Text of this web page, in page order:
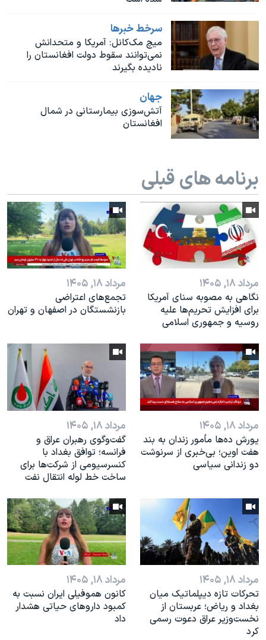
نرگس محمدی برنده جایزه نوبل صلح
همایش محافظه‌کاران آمریکا «سی‌پک»
صفحه‌های ویژه
سفر پرزیدنت ترامپ به چین
سرخط خبرها
ميچ مک‌كانل: آمریکا و متحدانش
نمی‌توانند سقوط دولت افغانستان را
نادیده بگیرند
جهان
آتش‌سوزی بیمارستانی در شمال
افغانستان
برنامه های قبلی
مرداد ۱۸, ۱۴۰۵
نگاهی به مصوبه سنای آمریکا
برای افزایش تحریم‌ها علیه
روسیه و جمهوری اسلامی
مرداد ۱۸, ۱۴۰۵
تجمع‌های اعتراضی
بازنشستگان در اصفهان و تهران
مرداد ۱۸, ۱۴۰۵
یورش ده‌ها مأمور زندان به بند
هفت اوین؛ بی‌خبری از سرنوشت
دو زندانی سیاسی
مرداد ۱۸, ۱۴۰۵
گفت‌وگوی رهبران عراق و
فرانسه؛ توافق بغداد با
کنسرسیومی از شرکت‌ها برای
ساخت خط لوله انتقال نفت
مرداد ۱۸, ۱۴۰۵
تحرکات تازه دیپلماتیک میان
بغداد و ریاض؛ عربستان از
نخست‌وزیر عراق دعوت رسمی
کرد
مرداد ۱۸, ۱۴۰۵
کانون هموفیلی ایران نسبت به
کمبود داروهای حیاتی هشدار
داد